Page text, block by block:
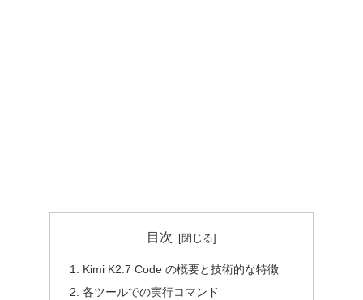
目次
Kimi K2.7 Code の概要と技術的な特徴
各ツールでの実行コマンド